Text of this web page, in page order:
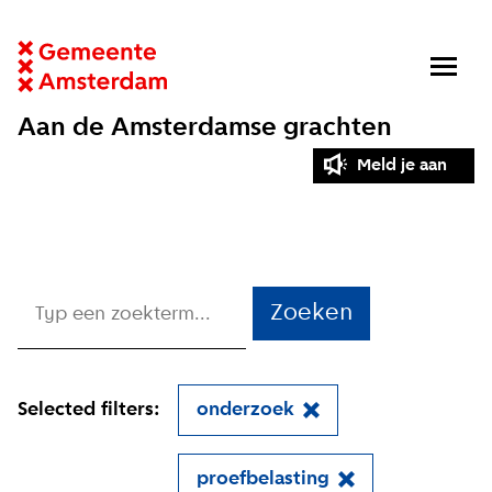
Aan de Amsterdamse grachten
Meld je aan
Zoeken
Selected filters: onderzoek
proefbelasting